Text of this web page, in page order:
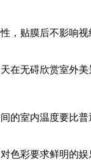
，贴膜后不影响
无碍欣赏室外
室内温度要比
色彩要求鲜明的